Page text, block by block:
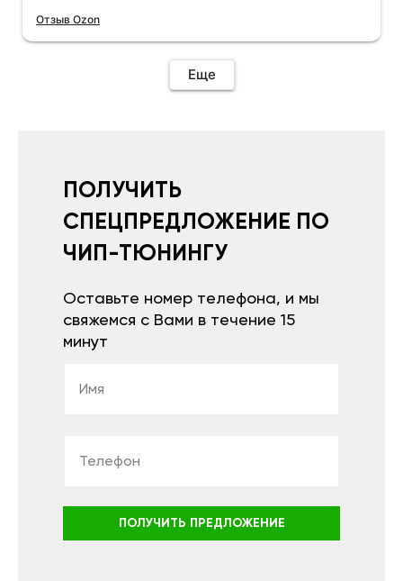
Отзыв Ozon
Еще
ПОЛУЧИТЬ
СПЕЦПРЕДЛОЖЕНИЕ ПО
ЧИП-ТЮНИНГУ
Оставьте номер телефона, и мы
свяжемся с Вами в течение 15
минут
ПОЛУЧИТЬ ПРЕДЛОЖЕНИЕ